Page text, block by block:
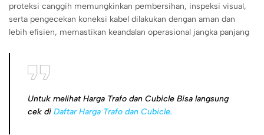
proteksi canggih memungkinkan pembersihan, inspeksi visual,
serta pengecekan koneksi kabel dilakukan dengan aman dan
lebih efisien, memastikan keandalan operasional jangka panjang
Untuk melihat Harga Trafo dan Cubicle Bisa langsung
cek di Daftar Harga Trafo dan Cubicle.